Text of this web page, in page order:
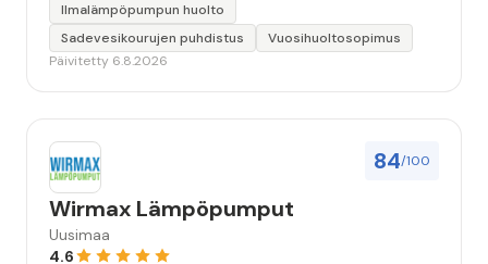
Ilmalämpöpumpun huolto
Sadevesikourujen puhdistus
Vuosihuoltosopimus
Päivitetty 6.8.2026
84/100
Wirmax Lämpöpumput
Uusimaa
4.6